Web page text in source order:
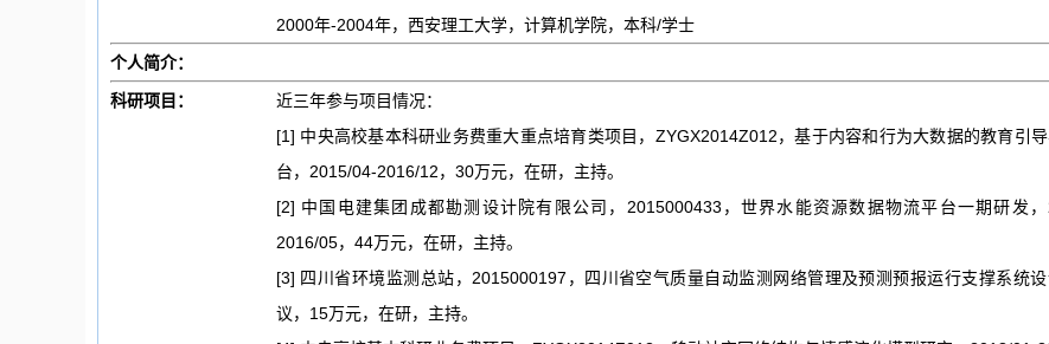
2000年-2004年，西安理工大学，计算机学院，本科/学士
个人简介：
科研项目：
近三年参与项目情况：
[1] 中央高校基本科研业务费重大重点培育类项目，ZYGX2014Z012，基于内容和行为大数据的教育引
台，2015/04-2016/12，30万元，在研，主持。
[2] 中国电建集团成都勘测设计院有限公司，2015000433，世界水能资源数据物流平台一期研发，
2016/05，44万元，在研，主持。
[3] 四川省环境监测总站，2015000197，四川省空气质量自动监测网络管理及预测预报运行支撑系统
议，15万元，在研，主持。